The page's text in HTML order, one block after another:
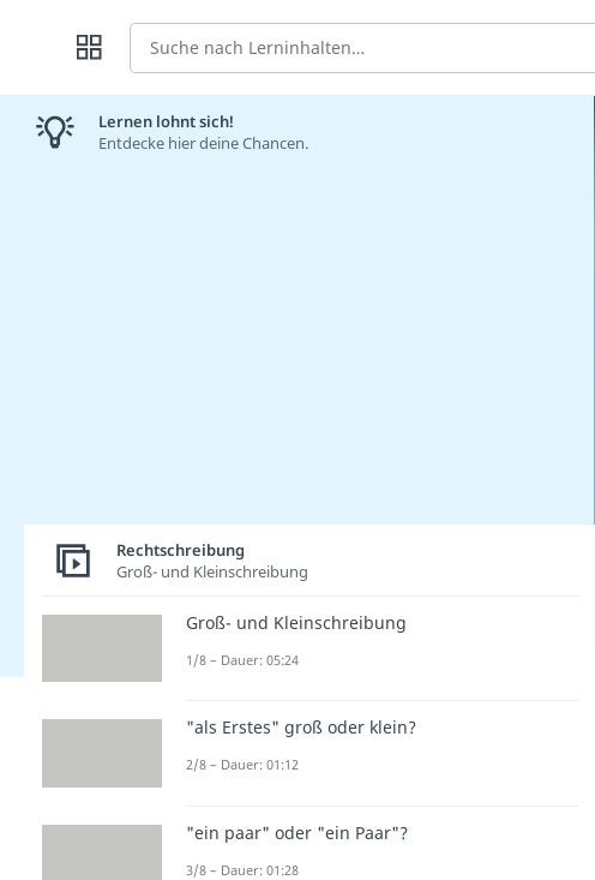
Suche
Lernen lohnt sich!
Entdecke hier deine Chancen.
Rechtschreibung
Groß- und Kleinschreibung
Groß- und Kleinschreibung
1/8 – Dauer: 05:24
"als Erstes" groß oder klein?
2/8 – Dauer: 01:12
"ein paar" oder "ein Paar"?
3/8 – Dauer: 01:28